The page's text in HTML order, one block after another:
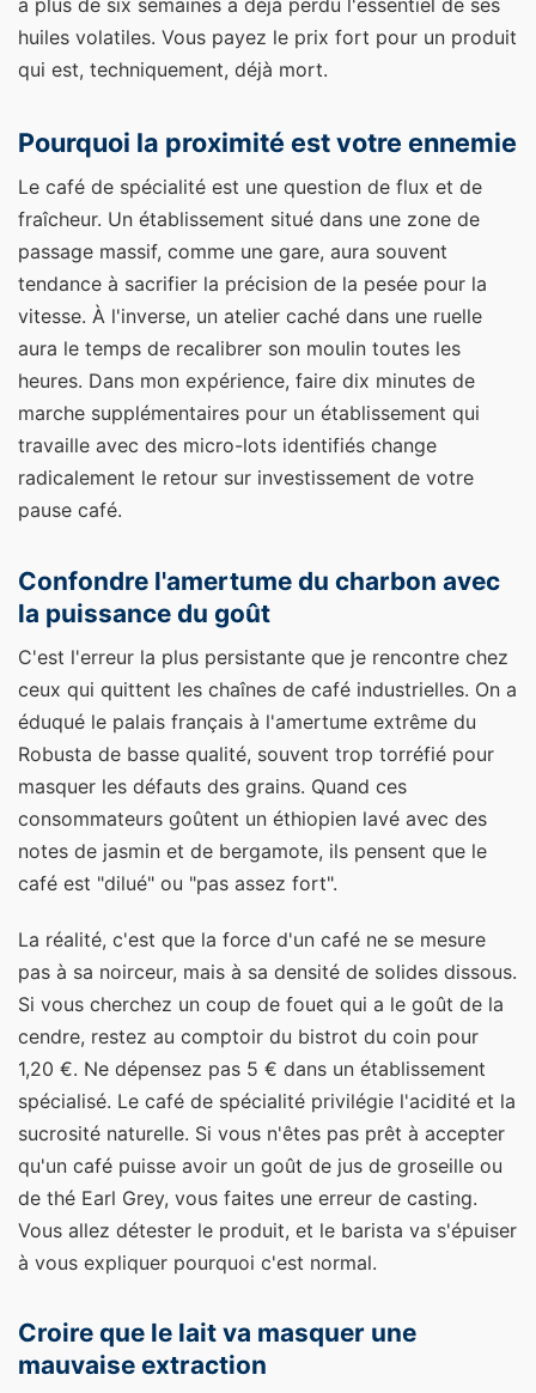
a plus de six semaines a déjà perdu l'essentiel de ses
huiles volatiles. Vous payez le prix fort pour un produit
qui est, techniquement, déjà mort.
Pourquoi la proximité est votre ennemie
Le café de spécialité est une question de flux et de
fraîcheur. Un établissement situé dans une zone de
passage massif, comme une gare, aura souvent
tendance à sacrifier la précision de la pesée pour la
vitesse. À l'inverse, un atelier caché dans une ruelle
aura le temps de recalibrer son moulin toutes les
heures. Dans mon expérience, faire dix minutes de
marche supplémentaires pour un établissement qui
travaille avec des micro-lots identifiés change
radicalement le retour sur investissement de votre
pause café.
Confondre l'amertume du charbon avec
la puissance du goût
C'est l'erreur la plus persistante que je rencontre chez
ceux qui quittent les chaînes de café industrielles. On a
éduqué le palais français à l'amertume extrême du
Robusta de basse qualité, souvent trop torréfié pour
masquer les défauts des grains. Quand ces
consommateurs goûtent un éthiopien lavé avec des
notes de jasmin et de bergamote, ils pensent que le
café est "dilué" ou "pas assez fort".
La réalité, c'est que la force d'un café ne se mesure
pas à sa noirceur, mais à sa densité de solides dissous.
Si vous cherchez un coup de fouet qui a le goût de la
cendre, restez au comptoir du bistrot du coin pour
1,20 €. Ne dépensez pas 5 € dans un établissement
spécialisé. Le café de spécialité privilégie l'acidité et la
sucrosité naturelle. Si vous n'êtes pas prêt à accepter
qu'un café puisse avoir un goût de jus de groseille ou
de thé Earl Grey, vous faites une erreur de casting.
Vous allez détester le produit, et le barista va s'épuiser
à vous expliquer pourquoi c'est normal.
Croire que le lait va masquer une
mauvaise extraction